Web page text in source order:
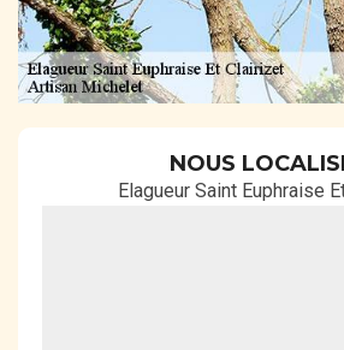
NOUS
Elagueur Saint Euphraise